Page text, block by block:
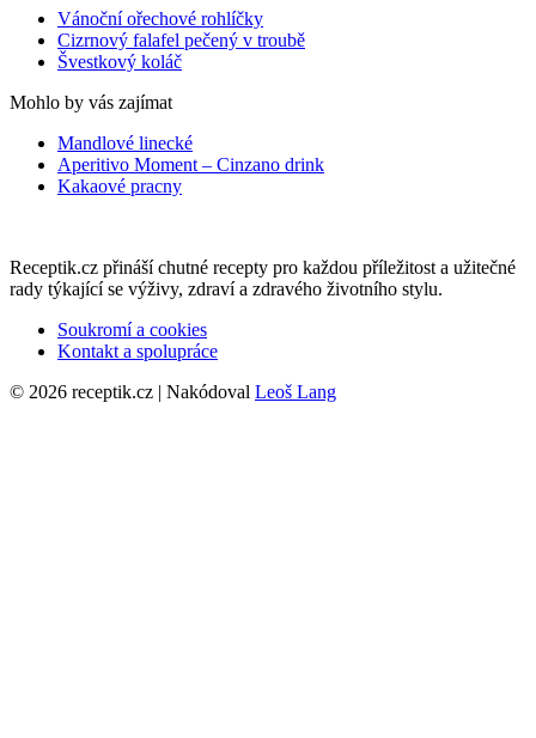
Vánoční ořechové rohlíčky
Cizrnový falafel pečený v troubě
Švestkový koláč
Mohlo by vás zajímat
Mandlové linecké
Aperitivo Moment – Cinzano drink
Kakaové pracny
Receptik.cz přináší chutné recepty pro každou příležitost a užitečné
rady týkající se výživy, zdraví a zdravého životního stylu.
Soukromí a cookies
Kontakt a spolupráce
© 2026 receptik.cz | Nakódoval Leoš Lang